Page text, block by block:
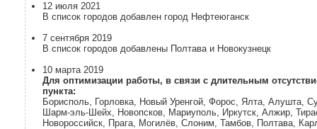
12 июля 2021
В список городов добавлен город Нефтеюганск
7 сентября 2019
В список городов добавлены Полтава и Новокузнецк
10 марта 2019
Для оптимизации работы, в связи с длительным
пункта:
Борисполь, Горловка, Новый Уренгой, Форос, Ялта, Алушта,
Шарм-эль-Шейх, Новопсков, Мариуполь, Иркутск, Алжир,
Новороссийск, Прага, Могилёв, Слоним, Тамбов, Полтава,